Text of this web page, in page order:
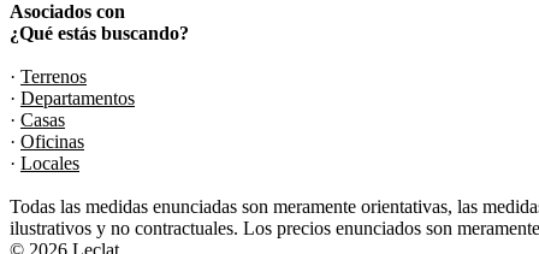
Asociados con
¿Qué estás buscando?
· Terrenos
· Departamentos
· Casas
· Oficinas
· Locales
Todas las medidas enunciadas son meramente orientativas, las
ilustrativos y no contractuales. Los precios enunciados son
© 2026 Leclat.